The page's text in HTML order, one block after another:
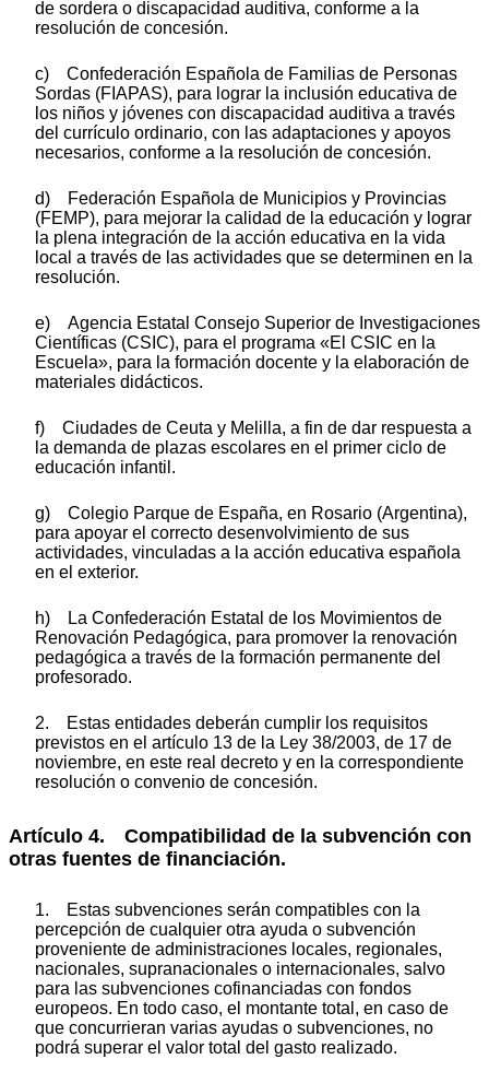
de sordera o discapacidad auditiva, conforme a la
resolución de concesión.
c) Confederación Española de Familias de Personas
Sordas (FIAPAS), para lograr la inclusión educativa de
los niños y jóvenes con discapacidad auditiva a través
del currículo ordinario, con las adaptaciones y apoyos
necesarios, conforme a la resolución de concesión.
d) Federación Española de Municipios y Provincias
(FEMP), para mejorar la calidad de la educación y lograr
la plena integración de la acción educativa en la vida
local a través de las actividades que se determinen en la
resolución.
e) Agencia Estatal Consejo Superior de Investigaciones
Científicas (CSIC), para el programa «El CSIC en la
Escuela», para la formación docente y la elaboración de
materiales didácticos.
f) Ciudades de Ceuta y Melilla, a fin de dar respuesta a
la demanda de plazas escolares en el primer ciclo de
educación infantil.
g) Colegio Parque de España, en Rosario (Argentina),
para apoyar el correcto desenvolvimiento de sus
actividades, vinculadas a la acción educativa española
en el exterior.
h) La Confederación Estatal de los Movimientos de
Renovación Pedagógica, para promover la renovación
pedagógica a través de la formación permanente del
profesorado.
2. Estas entidades deberán cumplir los requisitos
previstos en el artículo 13 de la Ley 38/2003, de 17 de
noviembre, en este real decreto y en la correspondiente
resolución o convenio de concesión.
Artículo 4. Compatibilidad de la subvención con
otras fuentes de financiación.
1. Estas subvenciones serán compatibles con la
percepción de cualquier otra ayuda o subvención
proveniente de administraciones locales, regionales,
nacionales, supranacionales o internacionales, salvo
para las subvenciones cofinanciadas con fondos
europeos. En todo caso, el montante total, en caso de
que concurrieran varias ayudas o subvenciones, no
podrá superar el valor total del gasto realizado.